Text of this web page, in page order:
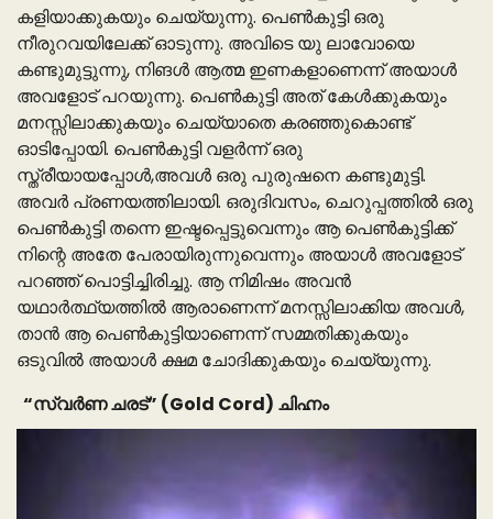
കളിയാക്കുകയും ചെയ്യുന്നു. പെൺകുട്ടി ഒരു
നീരുറവയിലേക്ക് ഓടുന്നു. അവിടെ യു ലാവോയെ
കണ്ടുമുട്ടുന്നു, നിങൾ ആത്മ ഇണകളാണെന്ന് അയാൾ
അവളോട് പറയുന്നു. പെൺകുട്ടി അത് കേൾക്കുകയും
മനസ്സിലാക്കുകയും ചെയ്യാതെ കരഞ്ഞുകൊണ്ട്
ഓടിപ്പോയി. പെൺകുട്ടി വളർന്ന് ഒരു
സ്ത്രീയായപ്പോൾ,അവൾ ഒരു പുരുഷനെ കണ്ടുമുട്ടി.
അവർ പ്രണയത്തിലായി. ഒരുദിവസം, ചെറുപ്പത്തിൽ ഒരു
പെൺകുട്ടി തന്നെ ഇഷ്ടപ്പെട്ടുവെന്നും ആ പെൺകുട്ടിക്ക്
നിന്റെ അതേ പേരായിരുന്നുവെന്നും അയാൾ അവളോട്
പറഞ്ഞ് പൊട്ടിച്ചിരിച്ചു. ആ നിമിഷം അവൻ
യഥാർത്ഥ്യത്തിൽ ആരാണെന്ന് മനസ്സിലാക്കിയ അവൾ,
താൻ ആ പെൺകുട്ടിയാണെന്ന് സമ്മതിക്കുകയും
ഒടുവിൽ അയാൾ ക്ഷമ ചോദിക്കുകയും ചെയ്യുന്നു.
“സ്വർണ ചരട്” (Gold Cord) ചിഹ്നം